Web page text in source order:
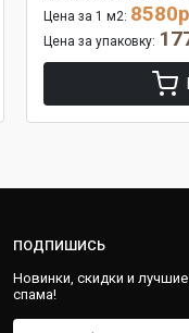
Цена за 1 м2:
Цена за упаковку:
ПОДПИШИСЬ
Новинки, скидки и
спама!